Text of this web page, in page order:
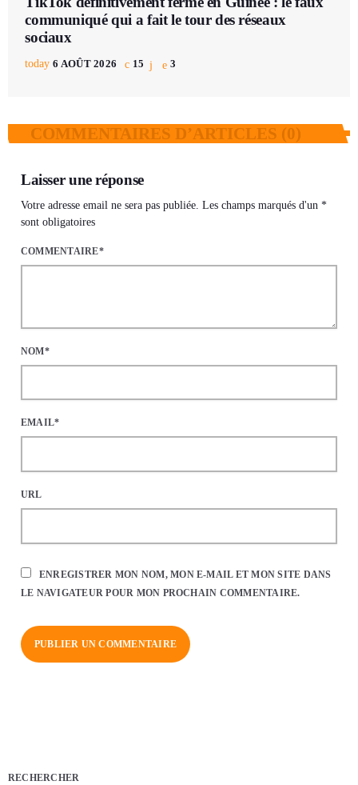
communiqué qui a fait le tour des réseaux
sociaux
today 6 AOÛT 2026 15 3
COMMENTAIRES D’ARTICLES (0)
Laisser une réponse
Votre adresse email ne sera pas publiée. Les champs marqués d'un *
sont obligatoires
COMMENTAIRE*
NOM*
EMAIL*
URL
ENREGISTRER MON NOM, MON E-MAIL ET MON SITE DANS
LE NAVIGATEUR POUR MON PROCHAIN COMMENTAIRE.
RECHERCHER